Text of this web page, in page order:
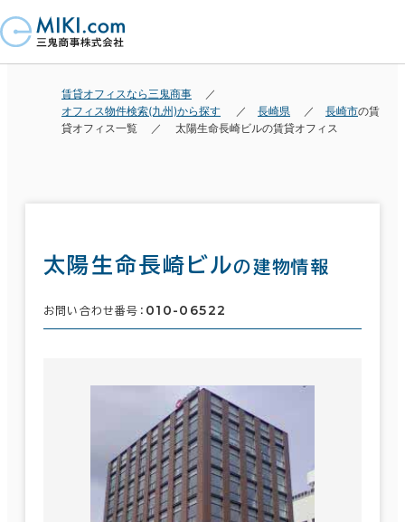
賃貸オフィスなら三鬼商事
オフィス物件検索(九州)から探す
長崎県 長崎市の賃
貸オフィス一覧
太陽生命長崎ビルの賃貸オフィス
太陽生命長崎ビルの建物情報
お問い合わせ番号： 010-06522